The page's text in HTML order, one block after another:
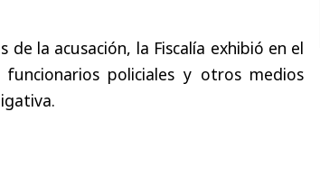
la acusación, la Fiscalía exhibió en el
policiales y otros medios